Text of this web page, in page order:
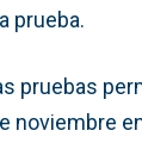
prueba.
pruebas
noviembre